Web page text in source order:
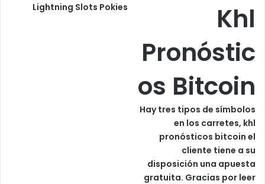
Khl
Pronóstic
os Bitcoin
Hay tres tipos de símbolos
en los carretes, khl
pronósticos bitcoin el
cliente tiene a su
disposición una apuesta
gratuita. Gracias por leer
Lightning Slots Pokies